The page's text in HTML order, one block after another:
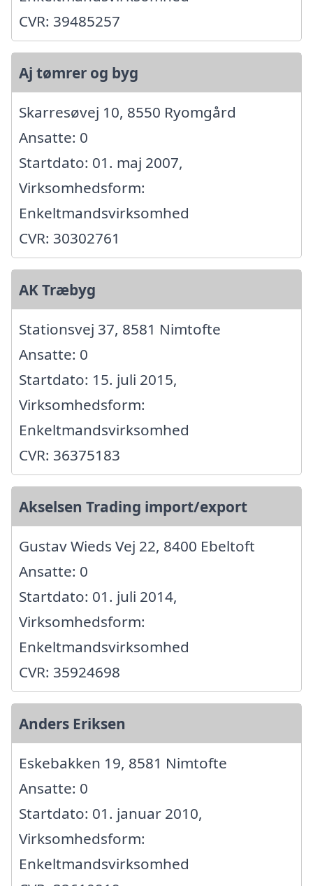
CVR: 39485257
Aj tømrer og byg
Skarresøvej 10, 8550 Ryomgård
Ansatte: 0
Startdato: 01. maj 2007,
Virksomhedsform:
Enkeltmandsvirksomhed
CVR: 30302761
AK Træbyg
Stationsvej 37, 8581 Nimtofte
Ansatte: 0
Startdato: 15. juli 2015,
Virksomhedsform:
Enkeltmandsvirksomhed
CVR: 36375183
Akselsen Trading import/export
Gustav Wieds Vej 22, 8400 Ebeltoft
Ansatte: 0
Startdato: 01. juli 2014,
Virksomhedsform:
Enkeltmandsvirksomhed
CVR: 35924698
Anders Eriksen
Eskebakken 19, 8581 Nimtofte
Ansatte: 0
Startdato: 01. januar 2010,
Virksomhedsform:
Enkeltmandsvirksomhed